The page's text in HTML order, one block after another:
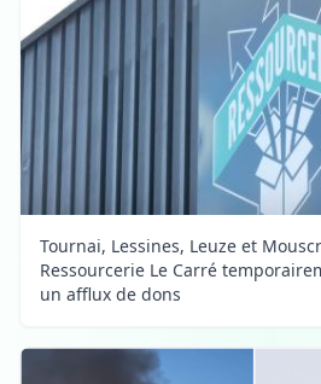
Tournai, Lessines, Leuze et
Ressourcerie Le Carré
un afflux de dons